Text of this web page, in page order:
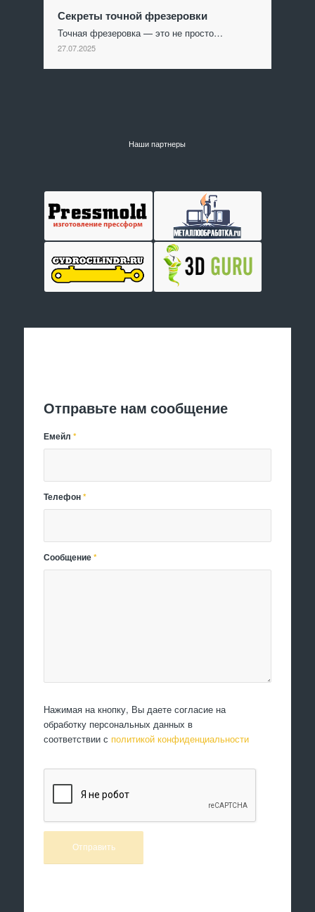
Секреты точной фрезеровки
Точная фрезеровка — это не просто…
27.07.2025
Наши партнеры
Отправьте нам сообщение
Емейл*
Телефон*
Сообщение*
Нажимая на кнопку, Вы даете согласие на
обработку персональных данных в
соответствии с политикой конфиденциальности